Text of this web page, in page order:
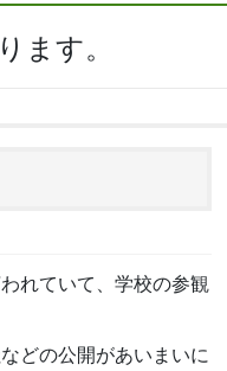
ます。
れていて、学校の参観
どの公開があいまいに